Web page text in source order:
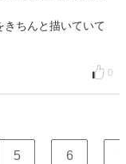
きちんと描いていて
0
5 6 7